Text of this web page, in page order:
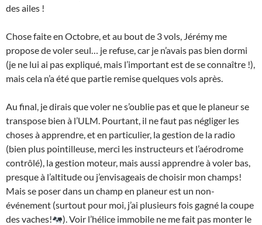
des ailes !
Chose faite en Octobre, et au bout de 3 vols, Jérémy me
propose de voler seul… je refuse, car je n’avais pas bien dormi
(je ne lui ai pas expliqué, mais l’important est de se connaître !),
mais cela n’a été que partie remise quelques vols après.
Au final, je dirais que voler ne s’oublie pas et que le planeur se
transpose bien à l’ULM. Pourtant, il ne faut pas négliger les
choses à apprendre, et en particulier, la gestion de la radio
(bien plus pointilleuse, merci les instructeurs et l’aérodrome
contrôlé), la gestion moteur, mais aussi apprendre à voler bas,
presque à l’altitude ou j’envisageais de choisir mon champs!
Mais se poser dans un champ en planeur est un non-
événement (surtout pour moi, j’ai plusieurs fois gagné la coupe
des vaches!
). Voir l’hélice immobile ne me fait pas monter le